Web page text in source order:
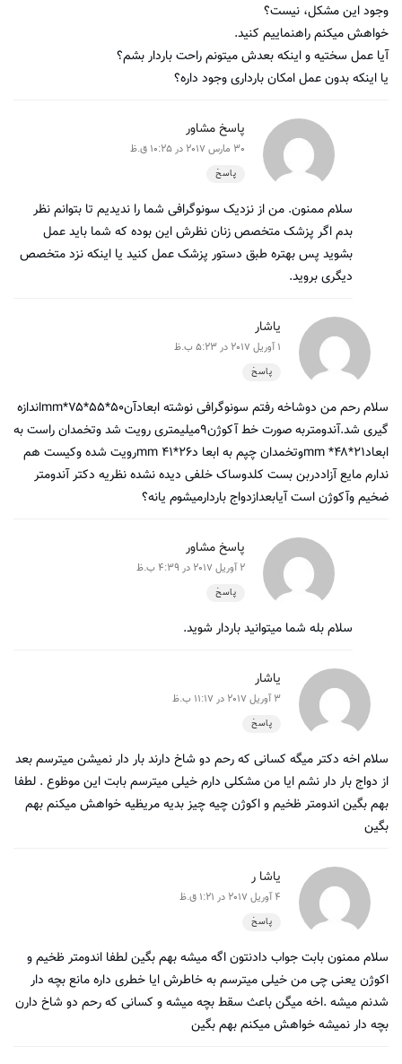
وجود این مشکل، نیست؟
خواهش میکنم راهنماییم کنید.
آیا عمل سختیه و اینکه بعدش میتونم راحت باردار بشم؟
یا اینکه بدون عمل امکان بارداری وجود داره؟
پاسخ مشاور
30 مارس 2017 در 10:25 ق.ظ
پاسخ
سلام ممنون. من از نزدیک سونوگرافی شما را ندیدیم تا بتوانم نظر
بدم اگر پزشک متخصص زنان نظرش این بوده که شما باید عمل
بشوید پس بهتره طبق دستور پزشک عمل کنید یا اینکه نزد متخصص
دیگری بروید.
یاشار
1 آوریل 2017 در 5:23 ب.ظ
پاسخ
سلام رحم من دوشاخه رفتم سونوگرافی نوشته ابعادآن۵۰*۵۵*۷۵*mmاندازه
گیری شد.آندومتربه صورت خط آکوژن۹میلیمتری رویت شد وتخمدان راست به
ابعاد۲۱*۴۸* mmوتخمدان چپم به ابعا د۲۶*۴۱ mmرویت شده وکیست هم
ندارم مایع آزاددربن بست کلدوساک خلفی دیده نشده نظریه دکتر آندومتر
ضخیم وآکوژن است آیابعدازدواج باردارمیشوم یانه؟
پاسخ مشاور
2 آوریل 2017 در 4:39 ب.ظ
پاسخ
سلام بله شما میتوانید باردار شوید.
یاشار
3 آوریل 2017 در 11:17 ب.ظ
پاسخ
سلام اخه دکتر میگه کسانی که رحم دو شاخ دارند بار دار نمیشن میترسم بعد
از دواج بار دار نشم ایا من مشکلی دارم خیلی میترسم بابت این موظوع . لطفا
بهم بگین اندومتر ظخیم و اکوژن چیه چیز بدیه مریظیه خواهش میکنم بهم
بگین
یاشا ر
4 آوریل 2017 در 1:21 ق.ظ
پاسخ
سلام ممنون بابت جواب دادنتون اگه میشه بهم بگین لطفا اندومتر ظخیم و
اکوژن یعنی چی من خیلی میترسم به خاطرش ایا خطری داره مانع بچه دار
شدنم میشه .اخه میگن باعث سقط بچه میشه و کسانی که رحم دو شاخ دارن
بچه دار نمیشه خواهش میکنم بهم بگین